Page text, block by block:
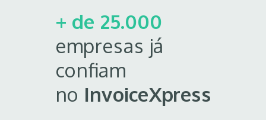
+ de 25.000
empresas já
confiam
no InvoiceXpress